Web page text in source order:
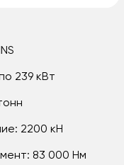
239 кВт
2200 кН
83 000 Нм